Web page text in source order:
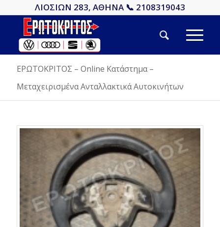
ΛΙΟΣΙΩΝ 283, ΑΘΗΝΑ 📞 2108319043
ΕΡΩΤΟΚΡΙΤΟΣ – Online Κατάστημα –
Μεταχειρισμένα Ανταλλακτικά Αυτοκινήτων